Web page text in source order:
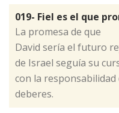
019- Fiel es el que
​La promesa de que
David sería el futuro
de Israel seguía su
con la responsabilidad
deberes.